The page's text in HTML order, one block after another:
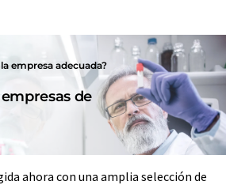
empresa adecuada?
de
ahora con una amplia selección de